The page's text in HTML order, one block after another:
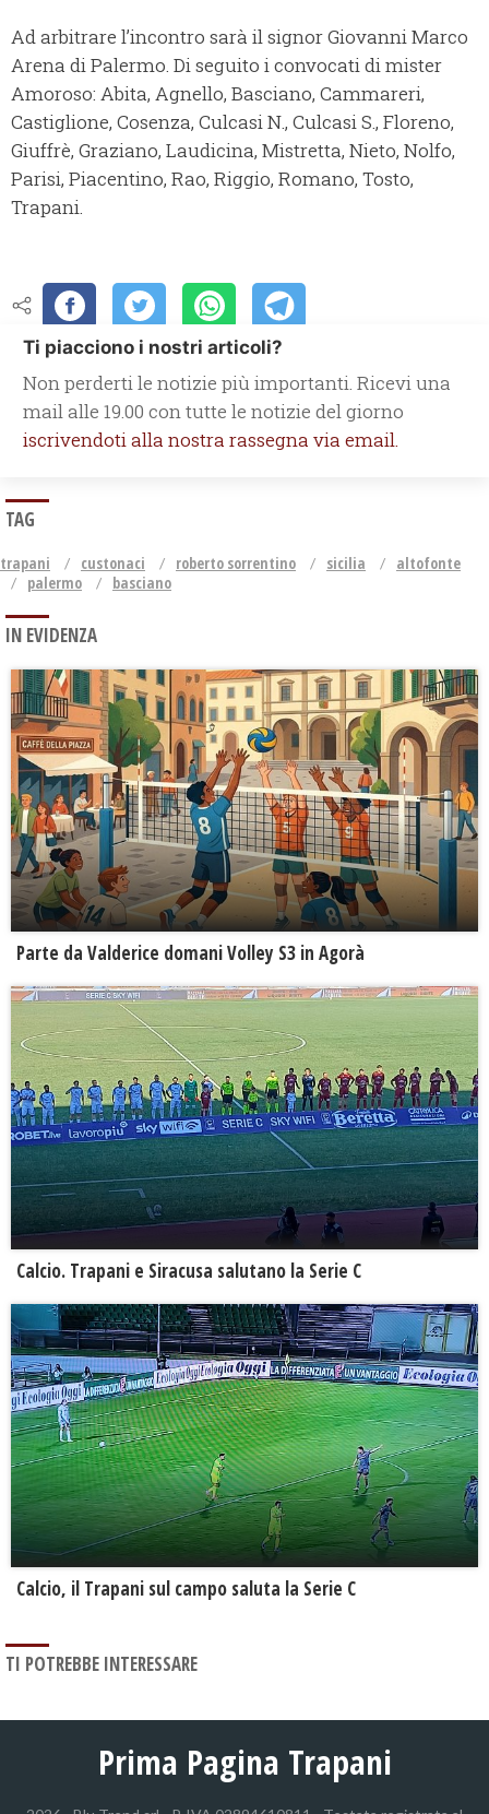
Ad arbitrare l’incontro sarà il signor Giovanni Marco
Arena di Palermo. Di seguito i convocati di mister
Amoroso: Abita, Agnello, Basciano, Cammareri,
Castiglione, Cosenza, Culcasi N., Culcasi S., Floreno,
Giuffrè, Graziano, Laudicina, Mistretta, Nieto, Nolfo,
Parisi, Piacentino, Rao, Riggio, Romano, Tosto,
Trapani.
Ti piacciono i nostri articoli?
Non perderti le notizie più importanti. Ricevi una
mail alle 19.00 con tutte le notizie del giorno
iscrivendoti alla nostra rassegna via email.
TAG
trapani custonaci roberto sorrentino sicilia
altofonte
palermo
basciano
IN EVIDENZA
Parte da Valderice domani Volley S3 in Agorà
Calcio. Trapani e Siracusa salutano la Serie C
Calcio, il Trapani sul campo saluta la Serie C
TI POTREBBE INTERESSARE
Prima Pagina Trapani